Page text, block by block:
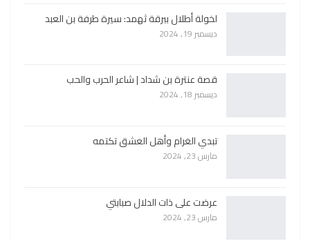
لخولة أطلال ببرقة ثهمد: سيرة طرفة بن العبد
ديسمبر 19, 2024
قصة عنترة بن شداد | شاعر الحرب والحب
ديسمبر 18, 2024
تبدي الغرام وأهل العشق تكتمه
مارس 23, 2024
عرضت على ذات الدلال صبابتي
مارس 23, 2024